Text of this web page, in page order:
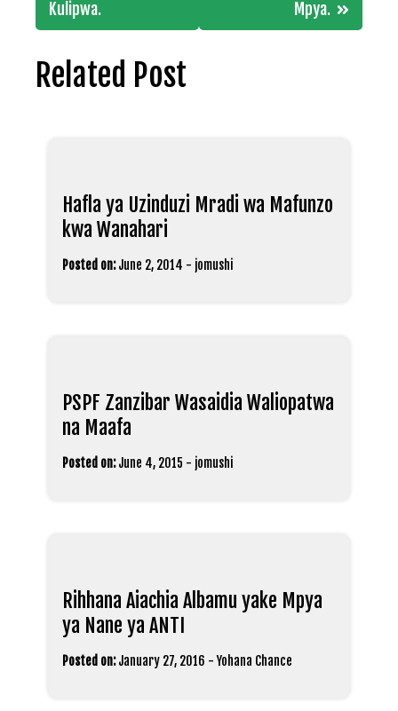
Kulipwa.
Mpya.
Related Post
Hafla ya Uzinduzi Mradi wa Mafunzo
kwa Wanahari
Posted on: June 2, 2014 - jomushi
PSPF Zanzibar Wasaidia Waliopatwa
na Maafa
Posted on: June 4, 2015 - jomushi
Rihhana Aiachia Albamu yake Mpya
ya Nane ya ANTI
Posted on: January 27, 2016 -Yohana Chance